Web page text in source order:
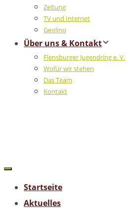
Zeitung
TV und Internet
Geolino
Über uns & Kontakt
Flensburger Jugendring e. V.
Wofür wir stehen
Das Team
Kontakt
Startseite
Aktuelles